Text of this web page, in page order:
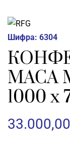
E-Каталог
Контакт
Шифра: 6304
МАСА
1000 x
33.000,00